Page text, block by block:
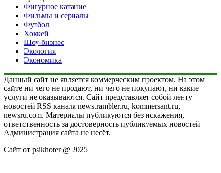
Фигурное катание
Фильмы и сериалы
Футбол
Хоккей
Шоу-бизнес
Экология
Экономика
Данный сайт не является коммерческим проектом. На этом
сайте ни чего не продают, ни чего не покупают, ни какие
услуги не оказываются. Сайт представляет собой ленту
новостей RSS канала news.rambler.ru, kommersant.ru,
newsru.com. Материалы публикуются без искажения,
ответственность за достоверность публикуемых новостей
Администрация сайта не несёт.
Сайт от psikhoter @ 2025